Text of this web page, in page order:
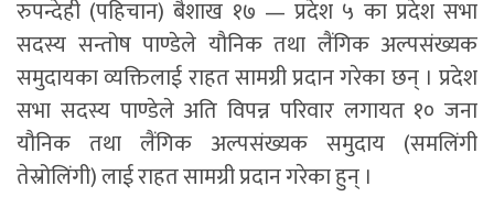
रुपन्देही (पहिचान) बैशाख १७ — प्रदेश ५ का प्रदेश सभा
सदस्य सन्तोष पाण्डेले यौनिक तथा लैंगिक अल्पसंख्यक
समुदायका व्यक्तिलाई राहत सामग्री प्रदान गरेका छन् । प्रदेश
सभा सदस्य पाण्डेले अति विपन्न परिवार लगायत १० जना
यौनिक तथा लैंगिक अल्पसंख्यक समुदाय (समलिंगी
तेस्रोलिंगी) लाई राहत सामग्री प्रदान गरेका हुन् ।